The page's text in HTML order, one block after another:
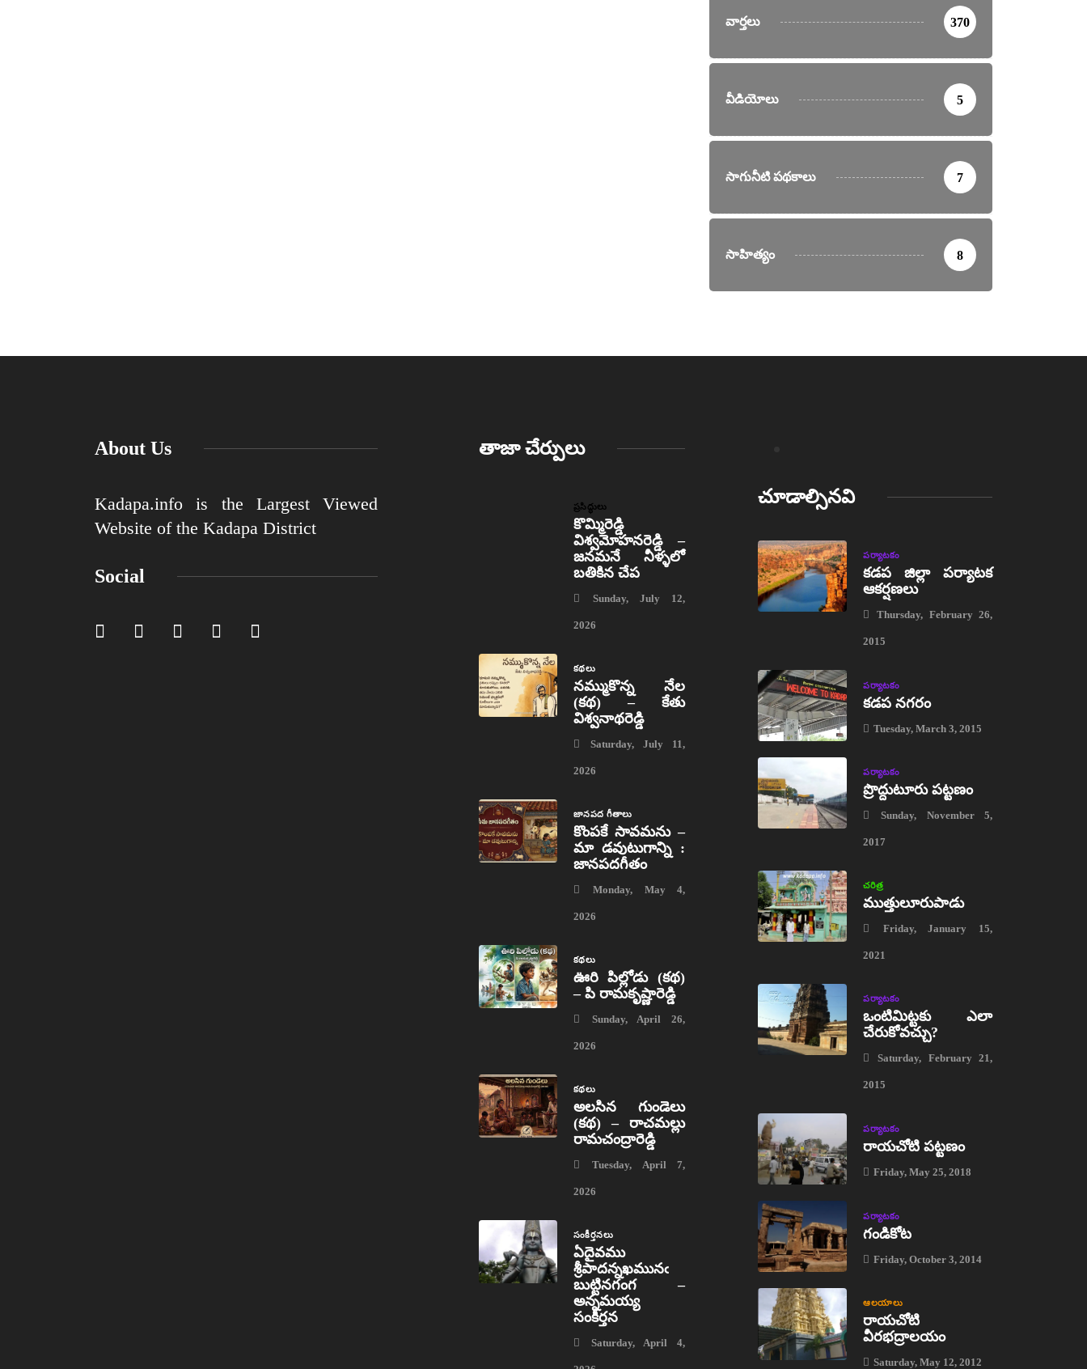
వార్తలు 370
వీడియోలు 5
సాగునీటి పథకాలు 7
సాహిత్యం 8
About Us
Kadapa.info is the Largest Viewed
Website of the Kadapa District
Social
తాజా చేర్పులు
ప్రసిద్ధులు
కొమ్మిరెడ్డి
విశ్వమోహనరెడ్డి –
జనమనే నీళ్ళలో
బతికిన చేప
Sunday, July 12,
2026
కథలు
నమ్ముకొన్న నేల
(కథ) – కేతు
విశ్వనాథరెడ్డి
Saturday, July 11,
2026
జానపద గీతాలు
కొంపకే సావమను –
మా డవుటుగాన్ని :
జానపదగీతం
Monday, May 4,
2026
కథలు
ఊరి పిల్లోడు (కథ)
– పి రామకృష్ణారెడ్డి
Sunday, April 26,
2026
కథలు
అలసిన గుండెలు
(కథ) – రాచమల్లు
రామచంద్రారెడ్డి
Tuesday, April 7,
2026
సంకీర్తనలు
ఏదైవము
శ్రీపాదన్నఖమునఁ
బుట్టినగంగ –
అన్నమయ్య
సంకీర్తన
Saturday, April 4,
చూడాల్సినవి
పర్యాటకం
కడప జిల్లా పర్యాటక
ఆకర్షణలు
Thursday, February 26,
2015
పర్యాటకం
కడప నగరం
Tuesday, March 3, 2015
పర్యాటకం
ప్రొద్దుటూరు పట్టణం
Sunday, November 5,
2017
చరిత్ర
ముత్తులూరుపాడు
Friday, January 15,
2021
పర్యాటకం
ఒంటిమిట్టకు ఎలా
చేరుకోవచ్చు?
Saturday, February 21,
2015
పర్యాటకం
రాయచోటి పట్టణం
Friday, May 25, 2018
పర్యాటకం
గండికోట
Friday, October 3, 2014
ఆలయాలు
రాయచోటి
వీరభద్రాలయం
Saturday, May 12, 2012